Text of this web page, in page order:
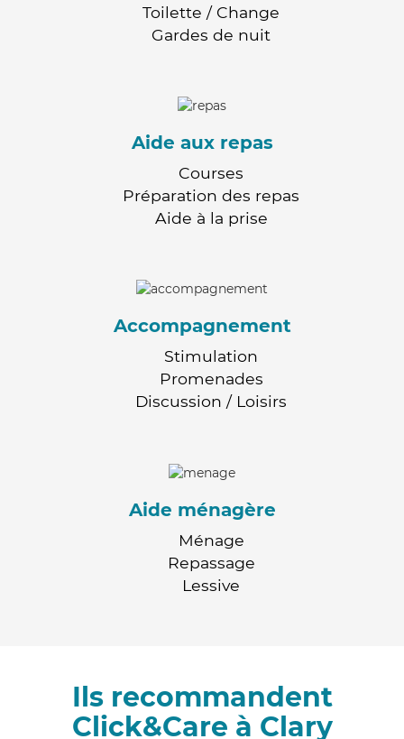
Toilette / Change
Gardes de nuit
Aide aux repas
Courses
Préparation des repas
Aide à la prise
Accompagnement
Stimulation
Promenades
Discussion / Loisirs
Aide ménagère
Ménage
Repassage
Lessive
Ils recommandent
Click&Care à Clary